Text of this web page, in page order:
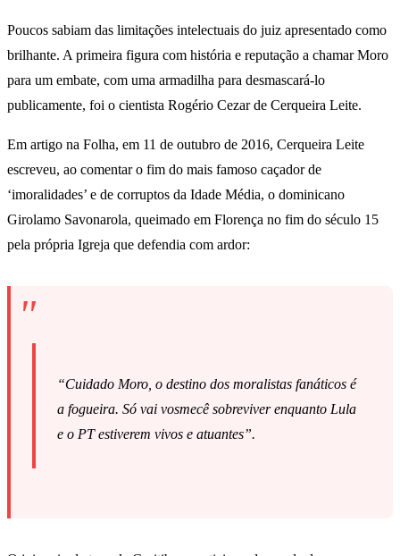
Poucos sabiam das limitações intelectuais do juiz apresentado como
brilhante. A primeira figura com história e reputação a chamar Moro
para um embate, com uma armadilha para desmascará-lo
publicamente, foi o cientista Rogério Cezar de Cerqueira Leite.
Em artigo na Folha, em 11 de outubro de 2016, Cerqueira Leite
escreveu, ao comentar o fim do mais famoso caçador de
‘imoralidades’ e de corruptos da Idade Média, o dominicano
Girolamo Savonarola, queimado em Florença no fim do século 15
pela própria Igreja que defendia com ardor:
“Cuidado Moro, o destino dos moralistas fanáticos é
a fogueira. Só vai vosmecê sobreviver enquanto Lula
e o PT estiverem vivos e atuantes”.